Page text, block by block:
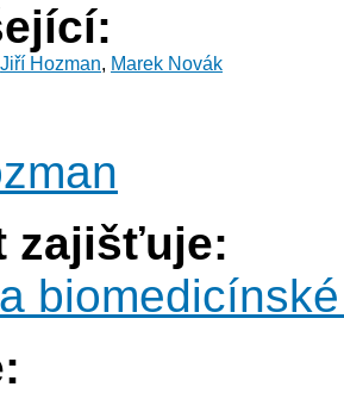
Jiří Hozman, Marek Novák
zajišťuje: